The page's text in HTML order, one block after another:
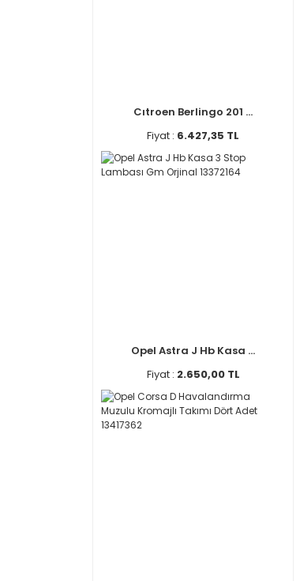
Cıtroen Berlingo 201 ...
Fiyat : 6.427,35 TL
Opel Astra J Hb Kasa ...
Fiyat : 2.650,00 TL